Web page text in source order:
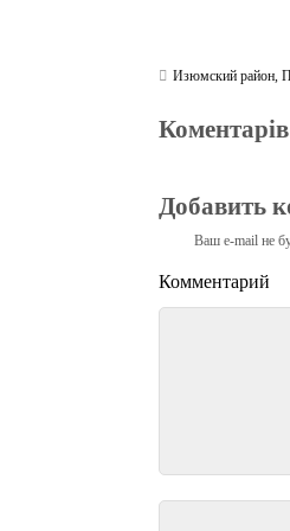
Изюмский район,
Добавить
Ваш e-mail не
Комментарий